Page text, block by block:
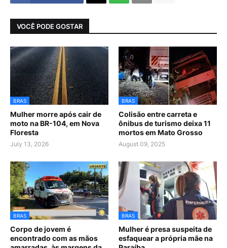
VOCÊ PODE GOSTAR
BRAS
Mulher morre após cair de
moto na BR-104, em Nova
Floresta
July 13, 2026
BRAS
Colisão entre carreta e
ônibus de turismo deixa 11
mortos em Mato Grosso
August 09, 2025
BRAS
Corpo de jovem é
encontrado com as mãos
BRAS
Mulher é presa suspeita de
esfaquear a própria mãe na